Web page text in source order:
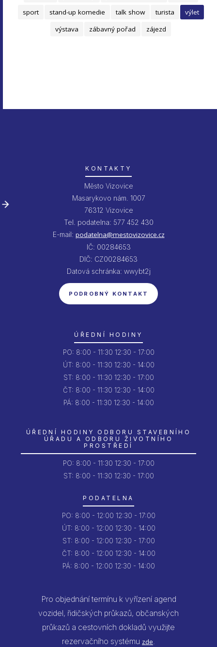
sport
stand-up komedie talk show turista
výlet
výstava
zábavný pořad zájezd
KONTAKTY
Město Vizovice
Masarykovo nám. 1007
76312 Vizovice
Tel. podatelna: 577 452 430
E-mail: podatelna@mestovizovice.cz
IČ: 00284653
DIČ: CZ00284653
Datová schránka: wwybt2j
PODROBNÝ KONTAKT
ÚŘEDNÍ HODINY
PO: 8:00 - 11:30 12:30 - 17:00
ÚT: 8:00 - 11:30 12:30 - 14:00
ST: 8:00 - 11:30 12:30 - 17:00
ČT: 8:00 - 11:30 12:30 - 14:00
PÁ: 8:00 - 11:30 12:30 - 14:00
ÚŘEDNÍ HODINY ODBORU STAVEBNÍHO
ÚŘADU A ODBORU ŽIVOTNÍHO
PROSTŘEDÍ
PO: 8:00 - 11:30 12:30 - 17:00
ST: 8:00 - 11:30 12:30 - 17:00
PODATELNA
PO: 8:00 - 12:00 12:30 - 17:00
ÚT: 8:00 - 12:00 12:30 - 14:00
ST: 8:00 - 12:00 12:30 - 17:00
ČT: 8:00 - 12:00 12:30 - 14:00
PÁ: 8:00 - 12:00 12:30 - 14:00
Pro objednání termínu k vyřízení agend
vozidel, řidičských průkazů, občanských
průkazů a cestovních dokladů využijte
rezervačního systému zde.